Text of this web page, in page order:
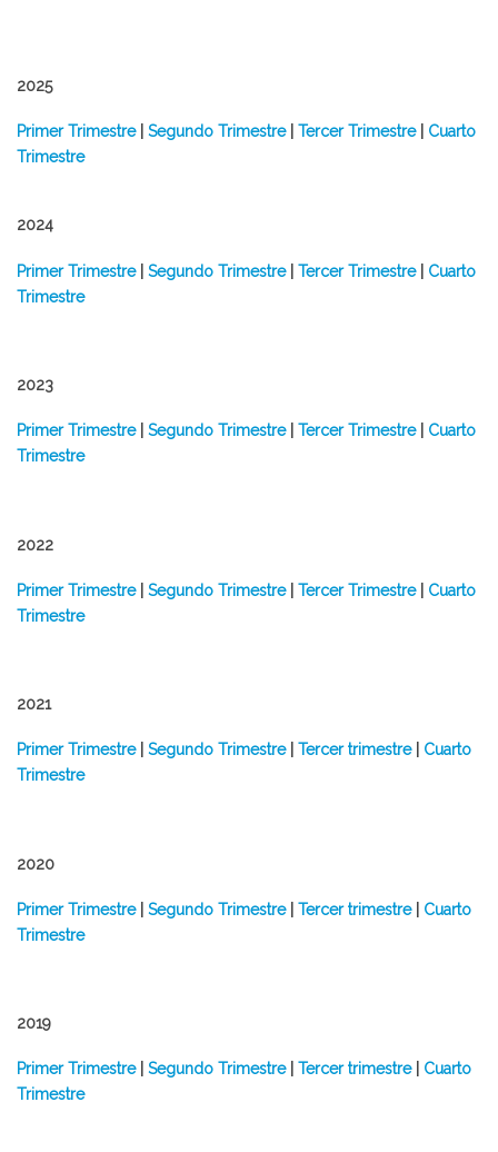
2025
​Primer Trimestre| Segundo Trimestre| Tercer Trimestre| Cuarto
Trimestre
2024
Primer Trimestre| Segundo Trimestre| Tercer Trimestre
Cuarto
Trimestre
2023
Primer Trimestre| Segundo Trimestre| Tercer Trimestre| Cuarto
Trimestre
2022
Primer Trimestre| Segundo Trimestre| Tercer Trimestre| Cuarto
Trimestre
2021
Primer Trimestre| Segundo Trimestre| Tercer trimestre| Cuarto
Trimestre
2020
Primer Trimestre| Segundo Trimestre| Tercer trimestre| Cuarto
Trimestre
2019
Primer Trimestre| Segundo Trimestre| Tercer trimestre| Cuarto
Trimestre